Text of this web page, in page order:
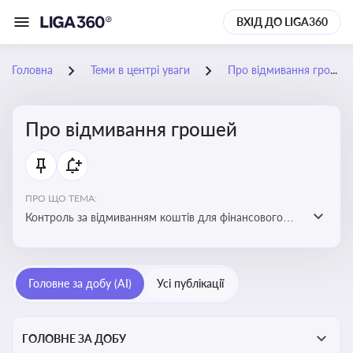
ВХІД ДО LIGA360
Головна Теми в центрі уваги Про відмивання грошей
Про відмивання грошей
ПРО ЩО ТЕМА:
Контроль за відмиванням коштів для фінансового
сплати податків. Вбудовування AML у договори та
Головне за добу (AI) Усі публікації
ГОЛОВНЕ ЗА ДОБУ